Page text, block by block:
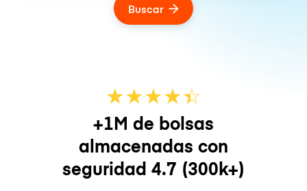
Buscar
★★★★☆
★
+1M de bolsas
almacenadas con
seguridad 4.7 (300k+)